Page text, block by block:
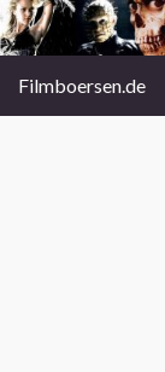
Filmboersen.de